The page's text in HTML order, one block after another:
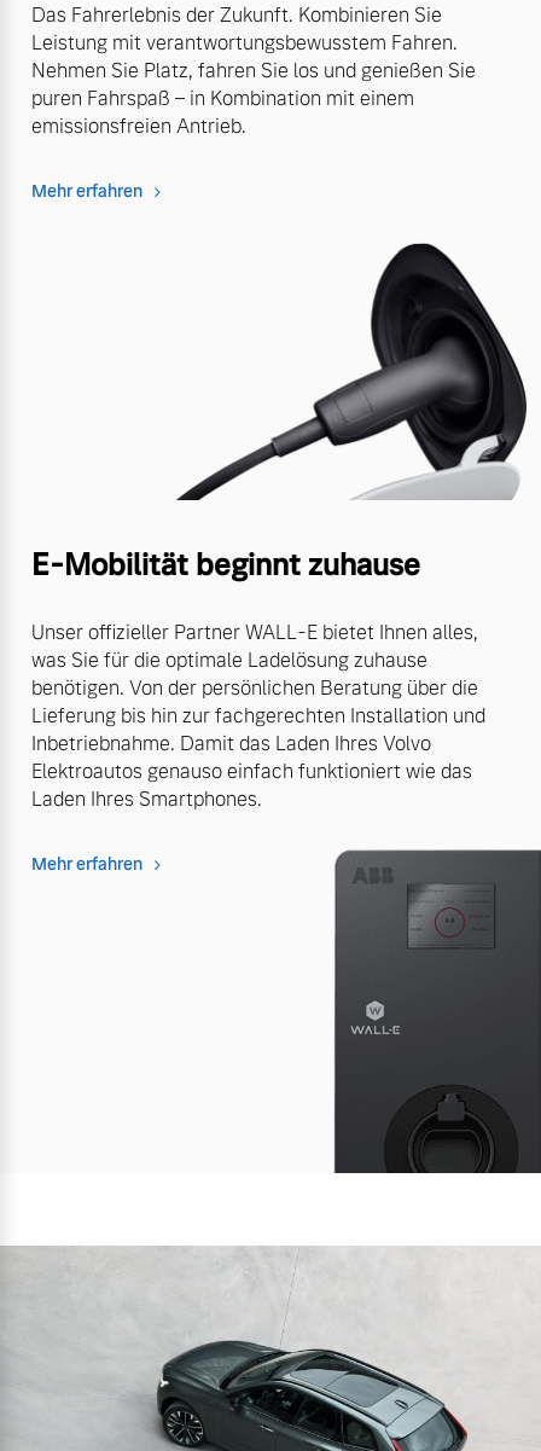
Das Fahrerlebnis der Zukunft. Kombinieren Sie
Leistung mit verantwortungsbewusstem Fahren.
Nehmen Sie Platz, fahren Sie los und genießen Sie
puren Fahrspaß – in Kombination mit einem
emissionsfreien Antrieb.
Mehr erfahren
E-Mobilität beginnt zuhause
Unser offizieller Partner WALL-E bietet Ihnen alles,
was Sie für die optimale Ladelösung zuhause
benötigen. Von der persönlichen Beratung über die
Lieferung bis hin zur fachgerechten Installation und
Inbetriebnahme. Damit das Laden Ihres Volvo
Elektroautos genauso einfach funktioniert wie das
Laden Ihres Smartphones.
Mehr erfahren